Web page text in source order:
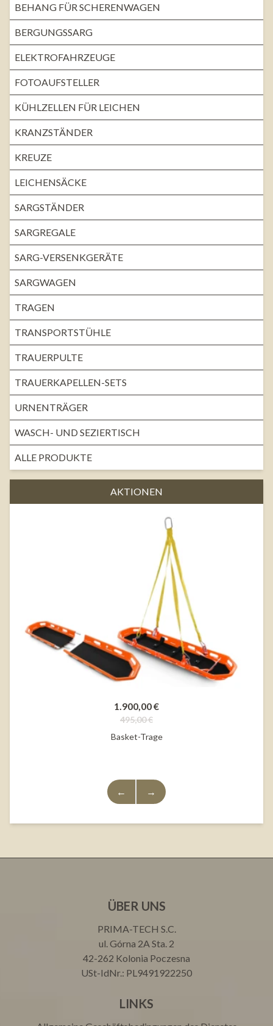
BEHANG FÜR SCHERENWAGEN
BERGUNGSSARG
ELEKTROFAHRZEUGE
FOTOAUFSTELLER
KÜHLZELLEN FÜR LEICHEN
KRANZSTÄNDER
KREUZE
LEICHENSÄCKE
SARGSTÄNDER
SARGREGALE
SARG-VERSENKGERÄTE
SARGWAGEN
TRAGEN
TRANSPORTSTÜHLE
TRAUERPULTE
TRAUERKAPELLEN-SETS
URNENTRÄGER
WASCH- UND SEZIERTISCH
ALLE PRODUKTE
AKTIONEN
1.900,00 €
495,00 €
Basket-Trage
← →
ÜBER UNS
PRIMA-TECH S.C.
ul. Górna 2A Sta. 2
42-262 Kolonia Poczesna
USt-IdNr.: PL9491922250
LINKS